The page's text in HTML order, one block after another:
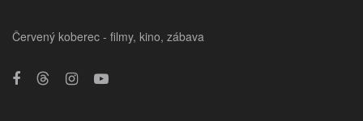
Červený koberec - filmy, kino, zábava